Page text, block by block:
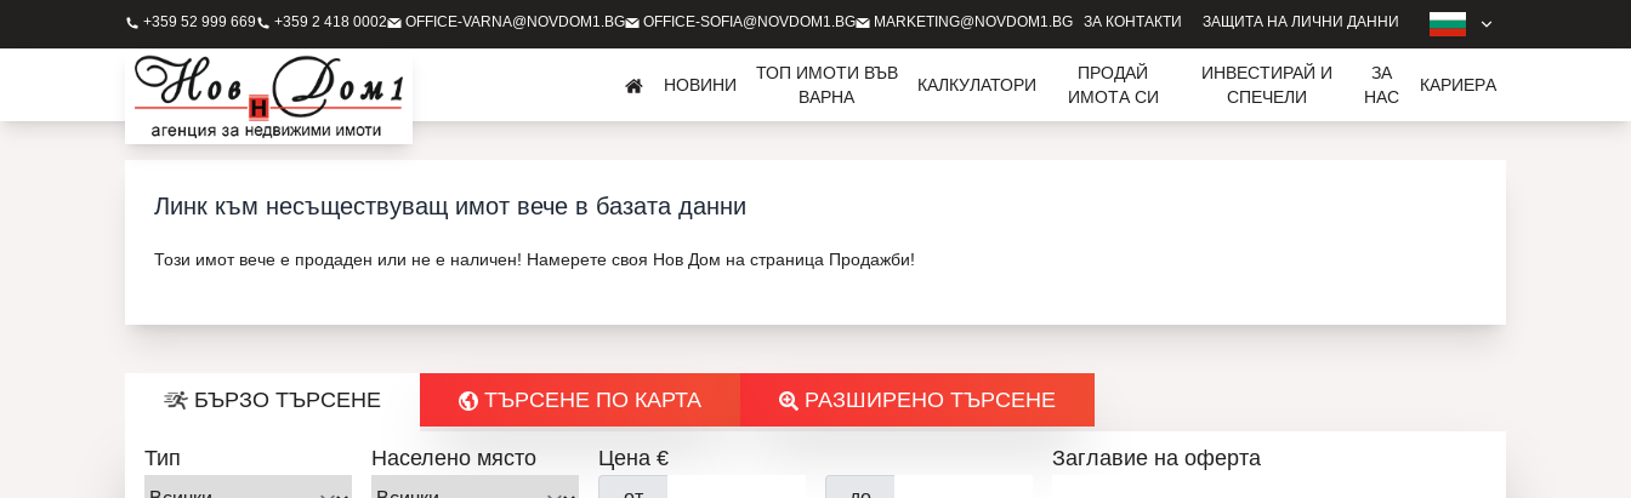
+359 52 999 669 +359 2 418 0002 OFFICE-VARNA@NOVDOM1.BG OFFICE-SOFIA@NOVDOM1.BG MARKETING@NOVDOM1.BG ЗА КОНТАКТИ ЗАЩИТА НА ЛИЧНИ ДАННИ
НОВИНИ
ТОП ИМОТИ ВЪВ
ВАРНА
КАЛКУЛАТОРИ
ПРОДАЙ
ИМОТА СИ
ИНВЕСТИРАЙ И
СПЕЧЕЛИ
ЗА
НАС
КАРИЕРA
Линк към несъществуващ имот вече в базата данни
Този имот вече е продаден или не е наличен! Намерете своя Нов Дом на страница Продажби!
БЪРЗО ТЪРСЕНЕ ТЪРСЕНЕ ПО КАРТА РАЗШИРЕНО ТЪРСЕНЕ
Тип Населено място Цена € Заглавие на оферта